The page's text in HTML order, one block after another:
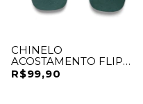
CHINELO
ACOSTAMENTO FLIP
FLOP
R$99,90